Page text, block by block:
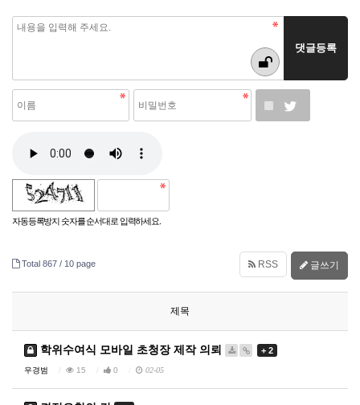
자동등록방지 숫자를 순서대로 입력하세요.
Total 867 / 10 page RSS 글쓰기
제목
학위수여식 모바일 초청장 제작 의뢰 + 2
우경범 15 0 02-05